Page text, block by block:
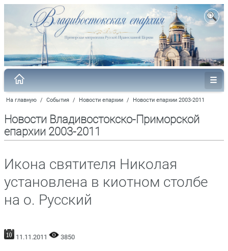
На главную / События / Новости епархии / Новости епархии 2003-2011
Новости Владивостокско-Приморской
епархии 2003-2011
Икона святителя Николая
установлена в киотном столбе
на о. Русский
11.11.2011 3850